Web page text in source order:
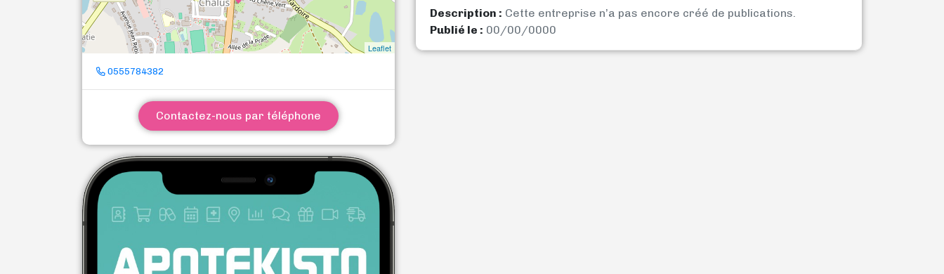
Leaflet
0555784382
Contactez-nous par téléphone
Description : Cette entreprise n’a pas encore créé de publications.
Publié le : 00/00/0000